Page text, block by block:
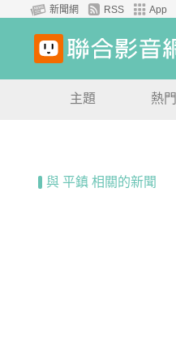
新聞網 RSS App
主題 熱門
與 平鎮 相關的新聞